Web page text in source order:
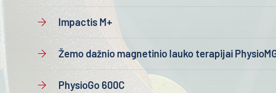
Impactis M+
Žemo dažnio magnetinio lauko terapijai
PhysioGo 600C